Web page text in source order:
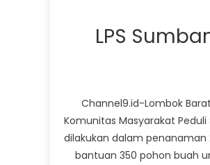
LPS
Channel9.id-Lombok
Komunitas Masyarakat
dilakukan dalam penanaman
bantuan 350 pohon buah